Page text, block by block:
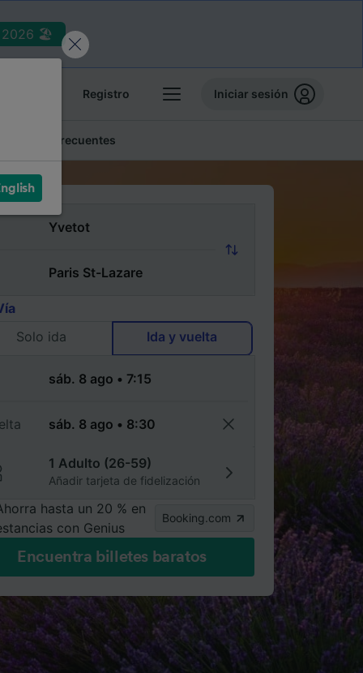
2026 🏖️
Registro Iniciar sesión
frecuentes
Solo ida
Ida y vuelta
1 Adulto (26-59)
Añadir tarjeta de fidelización
hasta un 20 % en
con Genius
Booking.com
Encuentra billetes baratos